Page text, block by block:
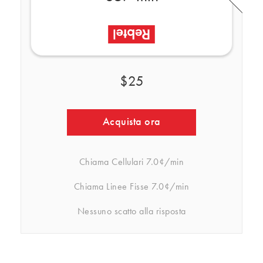
$25
Acquista ora
Chiama Cellulari 7.0¢/min
Chiama Linee Fisse 7.0¢/min
Nessuno scatto alla risposta